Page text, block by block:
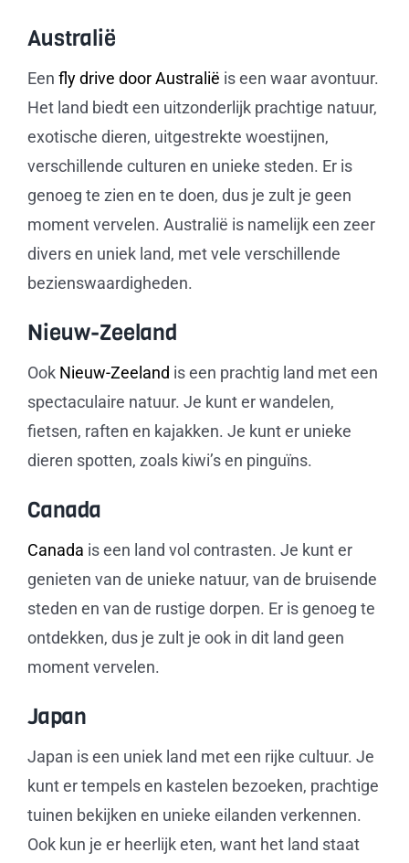
Australië
Een fly drive door Australië is een waar avontuur.
Het land biedt een uitzonderlijk prachtige natuur,
exotische dieren, uitgestrekte woestijnen,
verschillende culturen en unieke steden. Er is
genoeg te zien en te doen, dus je zult je geen
moment vervelen. Australië is namelijk een zeer
divers en uniek land, met vele verschillende
bezienswaardigheden.
Nieuw-Zeeland
Ook Nieuw-Zeeland is een prachtig land met een
spectaculaire natuur. Je kunt er wandelen,
fietsen, raften en kajakken. Je kunt er unieke
dieren spotten, zoals kiwi’s en pinguïns.
Canada
Canada is een land vol contrasten. Je kunt er
genieten van de unieke natuur, van de bruisende
steden en van de rustige dorpen. Er is genoeg te
ontdekken, dus je zult je ook in dit land geen
moment vervelen.
Japan
Japan is een uniek land met een rijke cultuur. Je
kunt er tempels en kastelen bezoeken, prachtige
tuinen bekijken en unieke eilanden verkennen.
Ook kun je er heerlijk eten, want het land staat